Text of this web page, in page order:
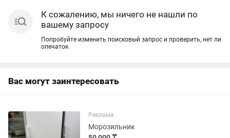
К сожалению, мы ничего не нашли по
вашему запросу
Попробуйте изменить поисковый запрос и проверить, нет ли
опечаток
Вас могут заинтересовать
Реклама
Морозильник